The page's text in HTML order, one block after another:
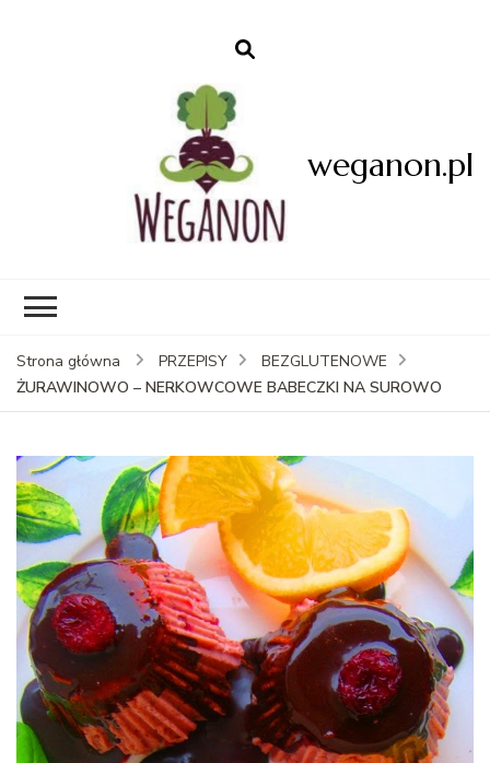
weganon.pl
Strona główna PRZEPISY
BEZGLUTENOWE
ŻURAWINOWO – NERKOWCOWE BABECZKI NA SUROWO